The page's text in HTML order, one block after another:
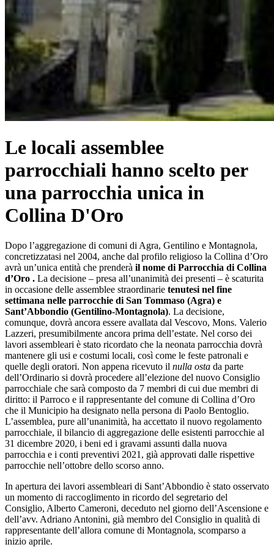
Le locali assemblee
parrocchiali hanno scelto per
una parrocchia unica in
Collina D'Oro
Dopo l’aggregazione di comuni di Agra, Gentilino e Montagnola,
concretizzatasi nel 2004, anche dal profilo religioso la Collina d’Oro
avrà un’unica entità che prenderà il nome di Parrocchia di Collina
d’Oro . La decisione – presa all’unanimità dei presenti – è scaturita
in occasione delle assemblee straordinarie tenutesi nel fine
settimana nelle parrocchie di San Tommaso (Agra) e
Sant’Abbondio (Gentilino-Montagnola). La decisione,
comunque, dovrà ancora essere avallata dal Vescovo, Mons. Valerio
Lazzeri, presumibilmente ancora prima dell’estate. Nel corso dei
lavori assembleari è stato ricordato che la neonata parrocchia dovrà
mantenere gli usi e costumi locali, così come le feste patronali e
quelle degli oratori. Non appena ricevuto il nulla osta da parte
dell’Ordinario si dovrà procedere all’elezione del nuovo Consiglio
parrocchiale che sarà composto da 7 membri di cui due membri di
diritto: il Parroco e il rappresentante del comune di Collina d’Oro
che il Municipio ha designato nella persona di Paolo Bentoglio.
L’assemblea, pure all’unanimità, ha accettato il nuovo regolamento
parrocchiale, il bilancio di aggregazione delle esistenti parrocchie al
31 dicembre 2020, i beni ed i gravami assunti dalla nuova
parrocchia e i conti preventivi 2021, già approvati dalle rispettive
parrocchie nell’ottobre dello scorso anno.
In apertura dei lavori assembleari di Sant’Abbondio è stato osservato
un momento di raccoglimento in ricordo del segretario del
Consiglio, Alberto Cameroni, deceduto nel giorno dell’Ascensione e
dell’avv. Adriano Antonini, già membro del Consiglio in qualità di
rappresentante dell’allora comune di Montagnola, scomparso a
inizio aprile.